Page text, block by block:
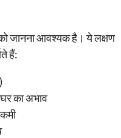
जानना आवश्यक है। ये लक्षण
हैं:
का अभाव